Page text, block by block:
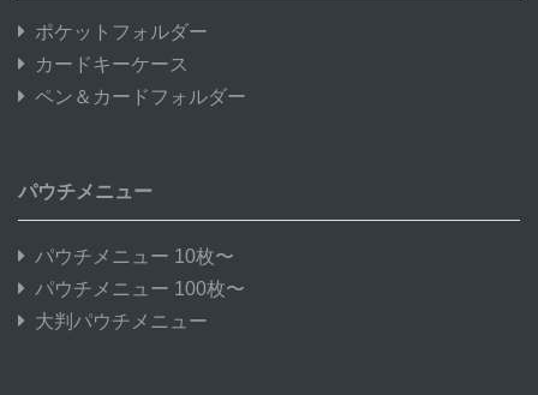
ポケットフォルダー
カードキーケース
ペン＆カードフォルダー
パウチメニュー
パウチメニュー 10枚〜
パウチメニュー 100枚〜
大判パウチメニュー